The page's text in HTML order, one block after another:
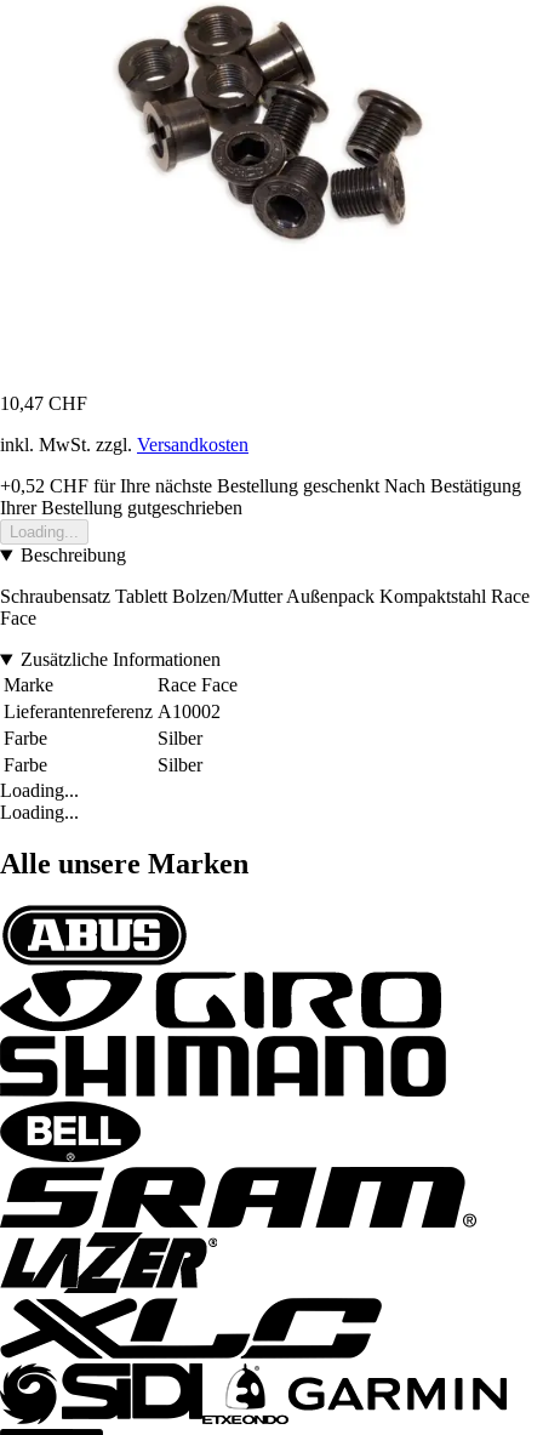
10,47 CHF
inkl. MwSt. zzgl. Versandkosten
+0,52 CHF für Ihre nächste Bestellung geschenkt Nach Bestätigung
Ihrer Bestellung gutgeschrieben
Loading...
Beschreibung
Schraubensatz Tablett Bolzen/Mutter Außenpack Kompaktstahl Race
Face
Zusätzliche Informationen
Marke
Race Face
Lieferantenreferenz A10002
Farbe
Silber
Farbe
Silber
Loading...
Loading...
Alle unsere Marken